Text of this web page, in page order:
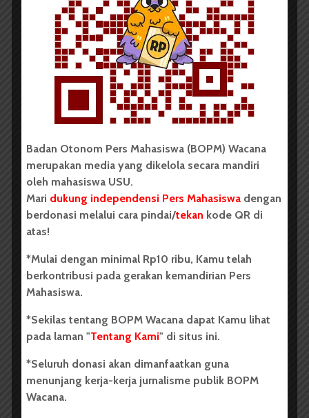
BERITA KAMPUS
KAM-US FIB Adakan Open
Recruitment
Redaksi 19 Oktober 2021
360 dilihat
Flyer open recruitment KAM-US FIB, Minggu (17/10). | Lisbet
Rizona Br Sianturi
Oleh:Lisbet Rizona Br Sianturi
USU, wacana.org – Kelompok Aspirasi Mahasiswa
Untuk Semua (KAM-US) Fakultas Ilmu Budaya (FIB)
Universitas Sumatera Utara (USU) mengadakanopen
recruitmentpada 17 hingga 20 Oktober 2021. KAM-
sebagai ruang aspirasi dan wadah pergerakan
mahasiswa FIB USU. Hal ini disampaikan Ketua KAM-
US FIB Fahrurrozy Efrial, Senin (18/10).
Badan Otonom Pers Mahasiswa (BOPM) Wacana
merupakan media yang dikelola secara mandiri
oleh mahasiswa USU.
Mari dukung independensi Pers Mahasiswa dengan
berdonasi melalui cara pindai/tekan kode QR di
atas!
*Mulai dengan minimal Rp10 ribu, Kamu telah
berkontribusi pada gerakan kemandirian Pers
Mahasiswa.
*Sekilas tentang BOPM Wacana dapat Kamu lihat
pada laman "Tentang Kami" di situs ini.
*Seluruh donasi akan dimanfaatkan guna
menunjang kerja-kerja jurnalisme publik BOPM
Wacana.